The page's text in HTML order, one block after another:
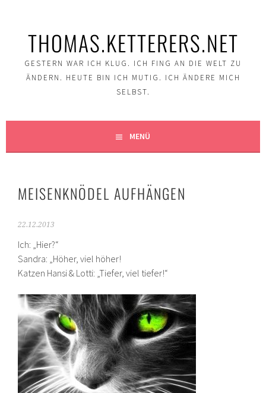
THOMAS.KETTERERS.NET
GESTERN WAR ICH KLUG. ICH FING AN DIE WELT ZU
ÄNDERN. HEUTE BIN ICH MUTIG. ICH ÄNDERE MICH
SELBST.
MENÜ
MEISENKNÖDEL AUFHÄNGEN
22.12.2013
Ich: „Hier?“
Sandra: „Höher, viel höher!
Katzen Hansi & Lotti: „Tiefer, viel tiefer!“